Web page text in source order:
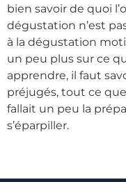
bien savoir de quoi
dégustation n’est
à la dégustation
un peu plus sur ce
apprendre, il faut
préjugés, tout ce que
fallait un peu la
s’éparpiller.